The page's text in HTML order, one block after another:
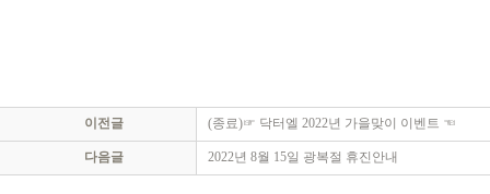
이전글 (종료)☞ 닥터엘 2022년 가을맞이 이벤트 ☜
다음글 2022년 8월 15일 광복절 휴진안내